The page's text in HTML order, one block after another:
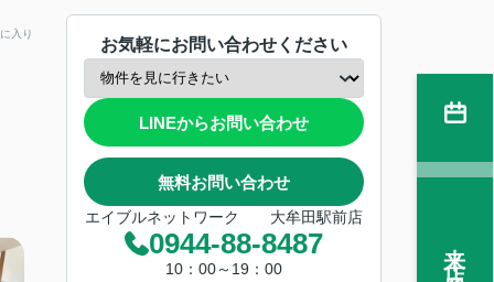
入り
お気軽にお問い合わせください
LINEからお問い合わせ
無料お問い合わせ
エイブルネットワーク 大牟田駅前店
0944-88-8487
10：00～19：00
来店予約